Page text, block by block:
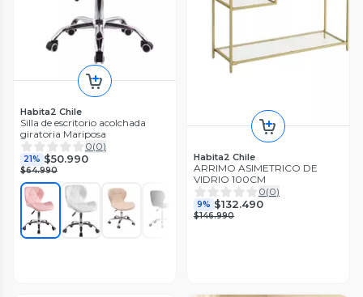
Habita2 Chile
Silla de escritorio acolchada
giratoria Mariposa
0(0)
21% $50.990
$64.990
Habita2 Chile
ARRIMO ASIMETRICO DE
VIDRIO 100CM
0(0)
9% $132.490
$146.990